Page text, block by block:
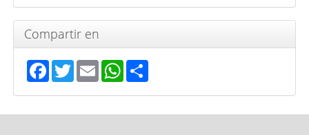
Compartir en
Facebook
TwitterEmailWhatsApp
Share